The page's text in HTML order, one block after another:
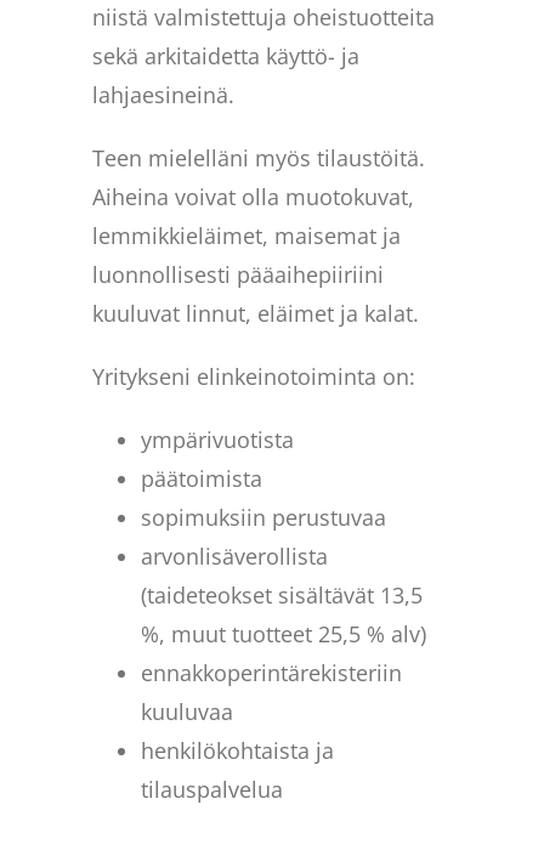
niistä valmistettuja oheistuotteita
sekä arkitaidetta käyttö- ja
lahjaesineinä.
Teen mielelläni myös tilaustöitä.
Aiheina voivat olla muotokuvat,
lemmikkieläimet, maisemat ja
luonnollisesti pääaihepiiriini
kuuluvat linnut, eläimet ja kalat.
Yritykseni elinkeinotoiminta on:
ympärivuotista
päätoimista
sopimuksiin perustuvaa
arvonlisäverollista
(taideteokset sisältävät 13,5
%, muut tuotteet 25,5 % alv)
ennakkoperintärekisteriin
kuuluvaa
henkilökohtaista ja
tilauspalvelua